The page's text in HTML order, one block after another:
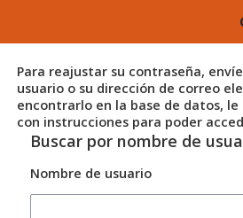
Para reajustar su contraseña,
usuario o su dirección de correo
encontrarlo en la base de datos,
con instrucciones para poder
Buscar por nombre de
Nombre de usuario